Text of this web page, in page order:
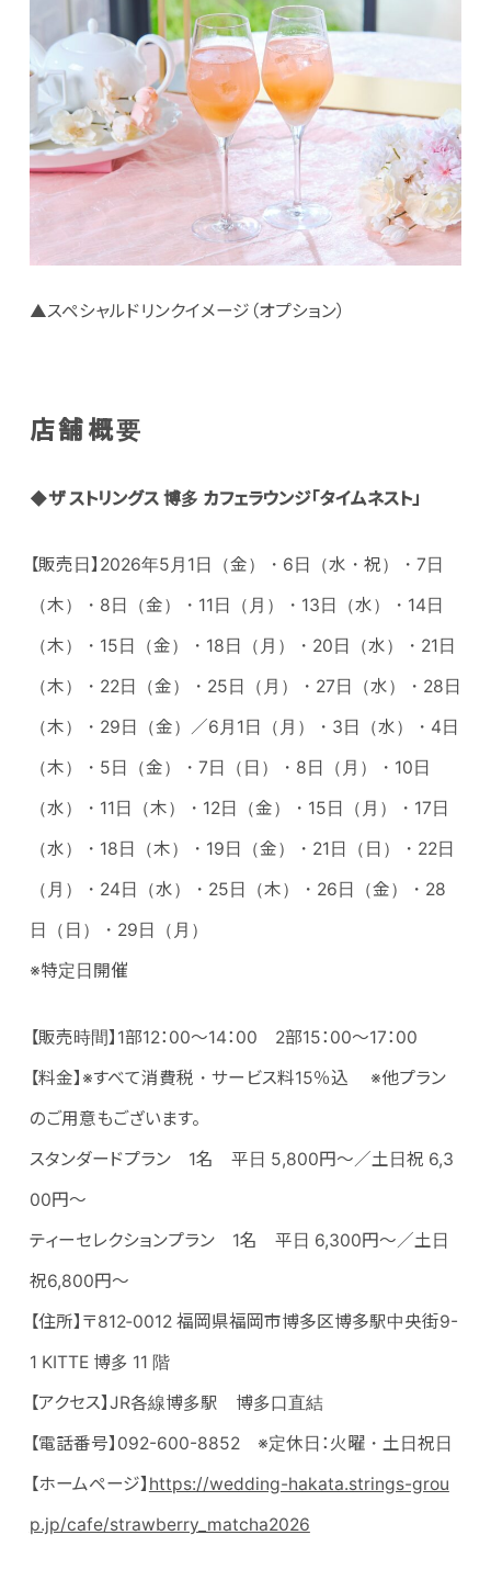
▲スペシャルドリンクイメージ（オプション）
店舗概要
◆ザ ストリングス 博多 カフェラウンジ「タイムネスト」
【販売日】2026年5月1日（金）・6日（水・祝）・7日
（木）・8日（金）・11日（月）・13日（水）・14日
（木）・15日（金）・18日（月）・20日（水）・21日
（木）・22日（金）・25日（月）・27日（水）・28日
（木）・29日（金）／6月1日（月）・3日（水）・4日
（木）・5日（金）・7日（日）・8日（月）・10日
（水）・11日（木）・12日（金）・15日（月）・17日
（水）・18日（木）・19日（金）・21日（日）・22日
（月）・24日（水）・25日（木）・26日（金）・28
日（日）・29日（月）
※特定日開催
【販売時間】1部12：00～14：00 2部15：00～17：00
【料金】※すべて消費税・サービス料15％込 ※他プラン
のご用意もございます。
スタンダードプラン 1名 平日 5,800円～／土日祝 6,3
00円～
ティーセレクションプラン 1名 平日 6,300円～／土日
祝6,800円～
【住所】〒812‐0012 福岡県福岡市博多区博多駅中央街9-
1 KITTE 博多 11 階
【アクセス】JR各線博多駅 博多口直結
【電話番号】092-600-8852 ※定休日：火曜・土日祝日
【ホームページ】 https://wedding-hakata.strings-grou
p.jp/cafe/strawberry_matcha2026